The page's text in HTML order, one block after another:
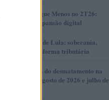
da Pague Menos no 2T26:
receita e expansão digital
de governo de Lula: soberania,
e reforma tributária
histórica do desmatamento na
entre agosto de 2026 e julho de